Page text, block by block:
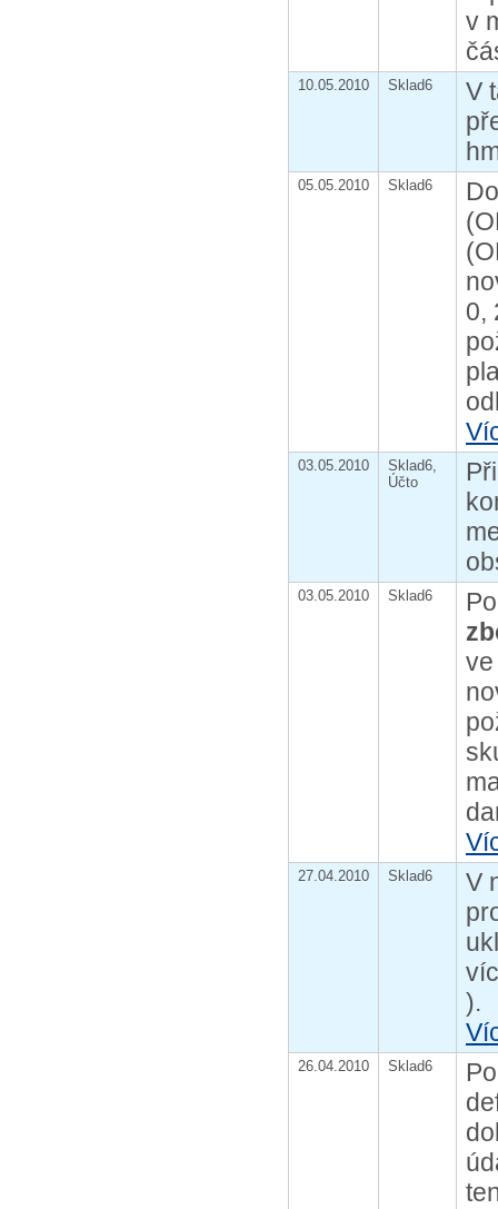
v
10.05.2010 Sklad6
V
05.05.2010 Sklad6
0,
03.05.2010
Sklad6,
Účto
03.05.2010 Sklad6
27.04.2010 Sklad6
V
).
26.04.2010 Sklad6